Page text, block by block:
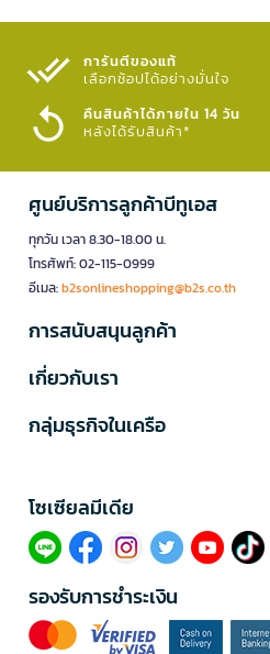
การันตีของแท้
เลือกช้อปได้อย่างมั่นใจ​
คืนสินค้าได้ภายใน 14 วัน
หลังได้รับสินค้า*
ศูนย์บริการลูกค้าบีทูเอส
ทุกวัน เวลา 8.30-18.00 น.
โทรศัพท์: 02-115-0999
อีเมล:b2sonlineshopping@b2s.co.th
การสนับสนุนลูกค้า
เกี่ยวกับเรา
กลุ่มธุรกิจในเครือ
โซเซียลมีเดีย​
รองรับการชำระเงิน